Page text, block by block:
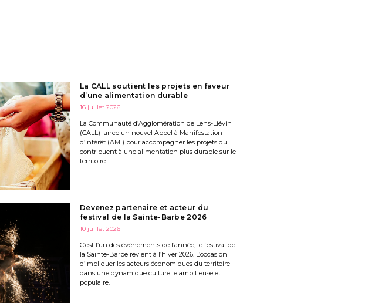
La CALL soutient les projets en faveur
d’une alimentation durable
16 juillet 2026
La Communauté d’Agglomération de Lens-Liévin
(CALL) lance un nouvel Appel à Manifestation
d’Intérêt (AMI) pour accompagner les projets qui
contribuent à une alimentation plus durable sur le
territoire.
Devenez partenaire et acteur du
festival de la Sainte-Barbe 2026
10 juillet 2026
C’est l’un des événements de l’année, le festival de
la Sainte-Barbe revient à l’hiver 2026. L’occasion
d’impliquer les acteurs économiques du territoire
dans une dynamique culturelle ambitieuse et
populaire.